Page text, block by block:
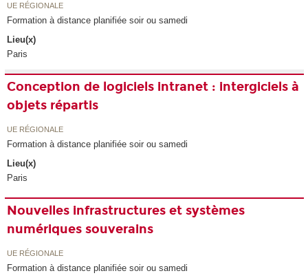
UE RÉGIONALE
Formation à distance planifiée soir ou samedi
Lieu(x)
Paris
Conception de logiciels intranet : intergiciels à
objets répartis
UE RÉGIONALE
Formation à distance planifiée soir ou samedi
Lieu(x)
Paris
Nouvelles infrastructures et systèmes
numériques souverains
UE RÉGIONALE
Formation à distance planifiée soir ou samedi